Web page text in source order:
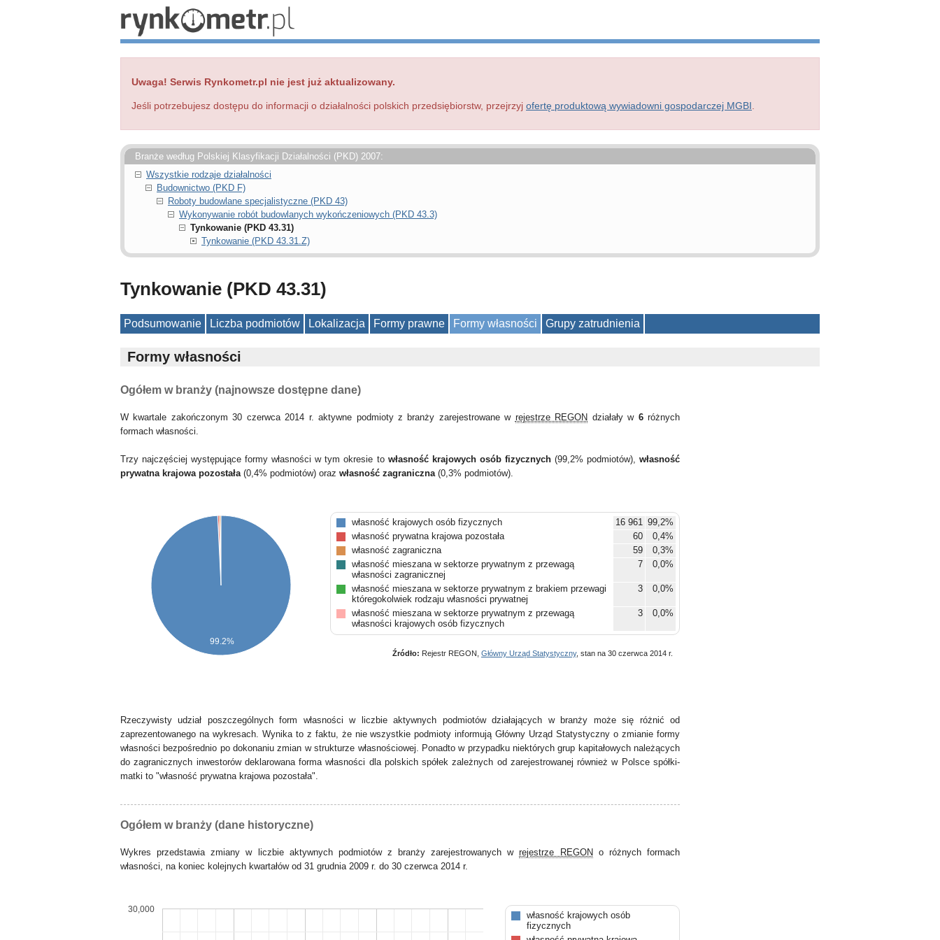
Uwaga! Serwis Rynkometr.pl nie jest już aktualizowany.
Jeśli potrzebujesz dostępu do informacji o działalności polskich przedsiębiorstw, przejrzyj ofertę produktową wywiadowni gospodarczej MGBI
Branże według Polskiej Klasyfikacji Działalności (PKD) 2007:
Wszystkie rodzaje działalności
Budownictwo (PKD F)
Roboty budowlane specjalistyczne (PKD 43)
Wykonywanie robót budowlanych wykończeniowych (PKD 43.3)
Tynkowanie (PKD 43.31)
Tynkowanie (PKD 43.31.Z)
Tynkowanie (PKD 43.31)
Podsumowanie Liczba podmiotów Lokalizacja Formy prawne Formy własności Grupy zatrudnienia
Formy własności
Ogółem w branży (najnowsze dostępne dane)
W kwartale zakończonym 30 czerwca 2014 r. aktywne podmioty z branży zarejestrowane w rejestrze REGON działały w 6różnych
formach własności.
Trzy najczęściej występujące formy własności w tym okresie to własność krajowych osób fizycznych(99,2% podmiotów),własność
prywatna krajowa pozostała(0,4% podmiotów) oraz własność zagraniczna(0,3% podmiotów).
99.2%
własność krajowych osób fizycznych 16 961 99,2%
własność prywatna krajowa pozostała
60
0,4%
własność zagraniczna
59
0,3%
własność mieszana w sektorze prywatnym z przewagą
własności zagranicznej
7 0,0%
własność mieszana w sektorze prywatnym z brakiem przewagi
któregokolwiek rodzaju własności prywatnej
3 0,0%
własność mieszana w sektorze prywatnym z przewagą
własności krajowych osób fizycznych
3 0,0%
Źródło: Rejestr REGON, Główny Urząd Statystyczny, stan na 30 czerwca 2014 r.
Rzeczywisty udział poszczególnych form własności w liczbie aktywnych podmiotów działających w branży może się różnić od
zaprezentowanego na wykresach. Wynika to z faktu, że nie wszystkie podmioty informują Główny Urząd Statystyczny o zmianie formy
własności bezpośrednio po dokonaniu zmian w strukturze własnościowej. Ponadto w przypadku niektórych grup kapitałowych należących
do zagranicznych inwestorów deklarowana forma własności dla polskich spółek zależnych od zarejestrowanej również w Polsce spółki-
matki to "własność prywatna krajowa pozostała".
Ogółem w branży (dane historyczne)
Wykres przedstawia zmiany w liczbie aktywnych podmiotów z branży zarejestrowanych wrejestrze REGON o różnych formach
własności, na koniec kolejnych kwartałów od 31 grudnia 2009 r. do 30 czerwca 2014 r.
30,000
własność krajowych osób
fizycznych